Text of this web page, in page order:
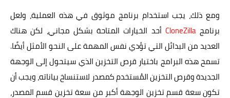
ومع ذلك، يجب استخدام برنامج موثوق في هذه العملية، ولعل
برنامجCloneZilla أحد الخيارات المتاحة بشكل مجاني، لكن هناك
العديد من البدائل التي تؤدي نفس المهمة على النحو الأمثل أيضًا.
تسمح هذه البرامج باختيار قرص التخزين الذي سيتحول إلى الوجهة
الجديدة وقرص التخزين المُستخدم كمصدر لاستنساخ بياناته، ويجب أن
تكون سعة قسم تخزين الوجهة أكبر من سعة تخزين قسم المصدر،